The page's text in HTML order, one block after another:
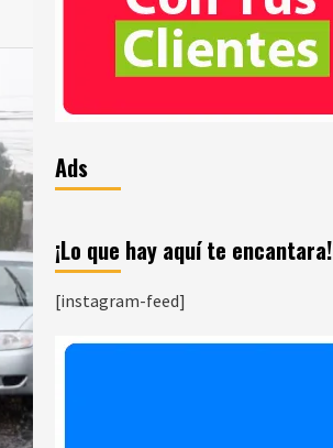
Ads
¡Lo que hay aquí te encantara!
[instagram-feed]